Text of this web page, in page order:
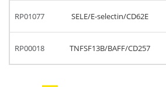
RP01077 SELE/E-selectin/CD62E
RP00018 TNFSF13B/BAFF/CD257